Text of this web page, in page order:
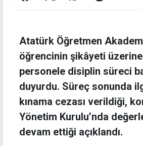
Atatürk Öğretmen
öğrencinin şikâyeti
personele disiplin süreci
duyurdu. Süreç sonunda
kınama cezası verildiği,
Yönetim Kurulu’nda
devam ettiği açıklandı.